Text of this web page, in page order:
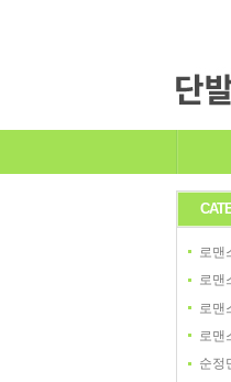
로맨
로맨
로맨
로맨
순정